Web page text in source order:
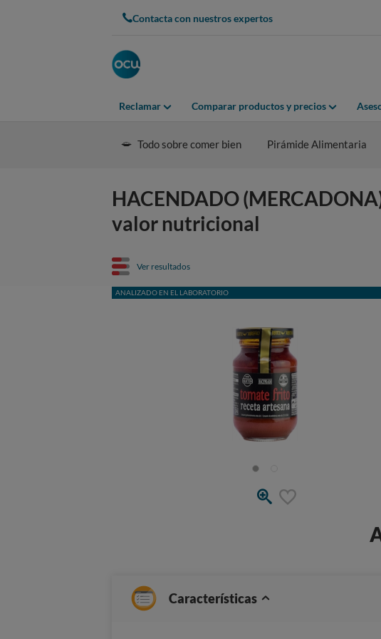
Contacta con nuestros expertos
Reclamar Comparar productos y precios
Todo sobre comer bien Pirámide Alimentaria
HACENDADO
valor nutricional
Ver resultados
ANALIZADO EN EL LABORATORIO
Características